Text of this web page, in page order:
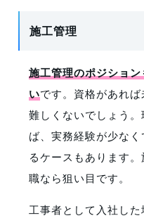
施工管理
施工管理のポジショ
いです。資格があれ
難しくないでしょう
ば、実務経験が少な
るケースもあります
職なら狙い目です。
工事者として入社し